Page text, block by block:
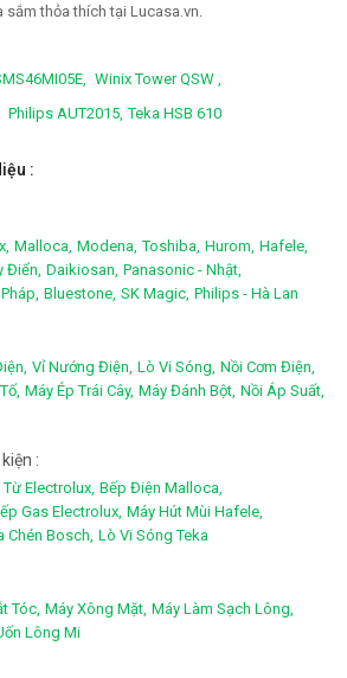
sắm thỏa thích tại Lucasa.vn.
Winix Tower QSW ,
Philips AUT2015, Teka HSB 610
:
Malloca, Modena, Toshiba, Hurom, Hafele,
Điển, Daikiosan, Panasonic - Nhật,
Bluestone, SK Magic, Philips - Hà Lan
Vỉ Nướng Điện, Lò Vi Sóng, Nồi Cơm Điện,
Máy Ép Trái Cây, Máy Đánh Bột, Nồi Áp Suất,
:
Electrolux, Bếp Điện Malloca,
Gas Electrolux, Máy Hút Mùi Hafele,
Chén Bosch, Lò Vi Sóng Teka
Tóc, Máy Xông Mặt, Máy Làm Sạch Lông,
Lông Mi